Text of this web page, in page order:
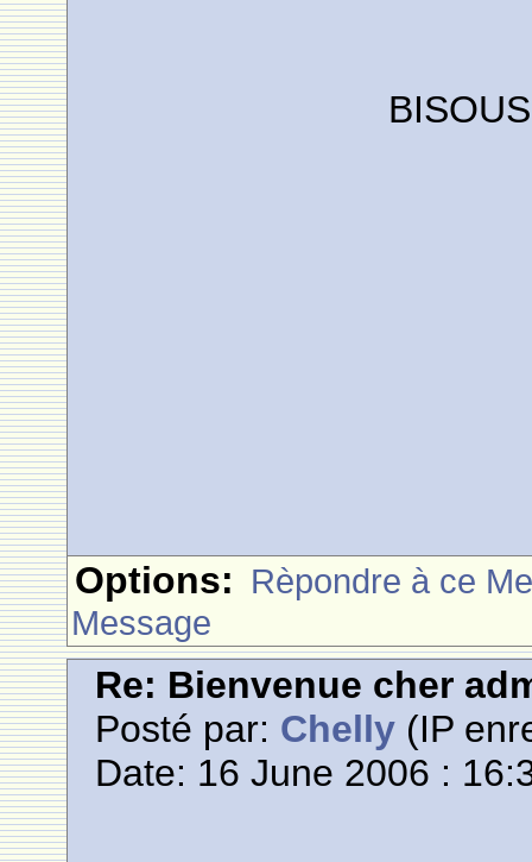
Options: Rèpondre à ce
Message
Re: Bienvenue cher
Posté par: Chelly (IP
Date: 16 June 2006 :